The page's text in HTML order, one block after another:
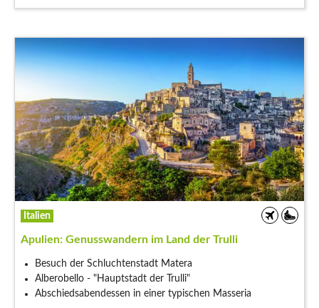
Italien
Apulien: Genusswandern im Land der Trulli
Besuch der Schluchtenstadt Matera
Alberobello - "Hauptstadt der Trulli"
Abschiedsabendessen in einer typischen Masseria